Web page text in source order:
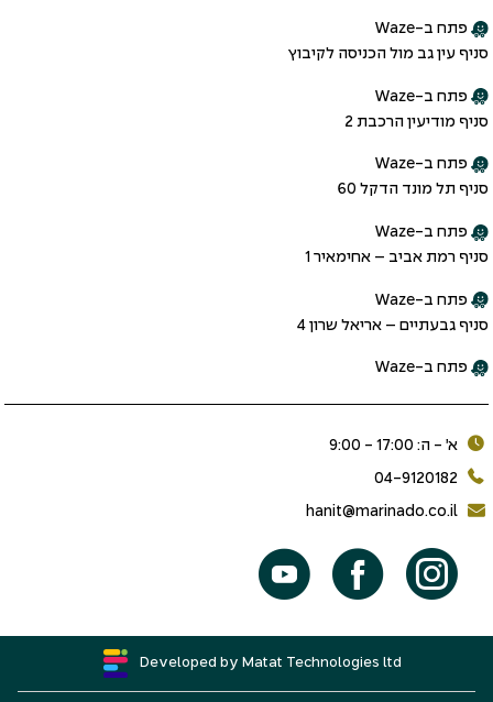
פתח ב-Waze
סניף עין גב מול הכניסה לקיבוץ
פתח ב-Waze
סניף מודיעין הרכבת 2
פתח ב-Waze
סניף תל מונד הדקל 60
פתח ב-Waze
סניף רמת אביב – אחימאיר 1
פתח ב-Waze
סניף גבעתיים – אריאל שרון 4
פתח ב-Waze
א׳ - ה: 17:00 - 9:00
04-9120182
hanit@marinado.co.il
Developed by Matat Technologies ltd